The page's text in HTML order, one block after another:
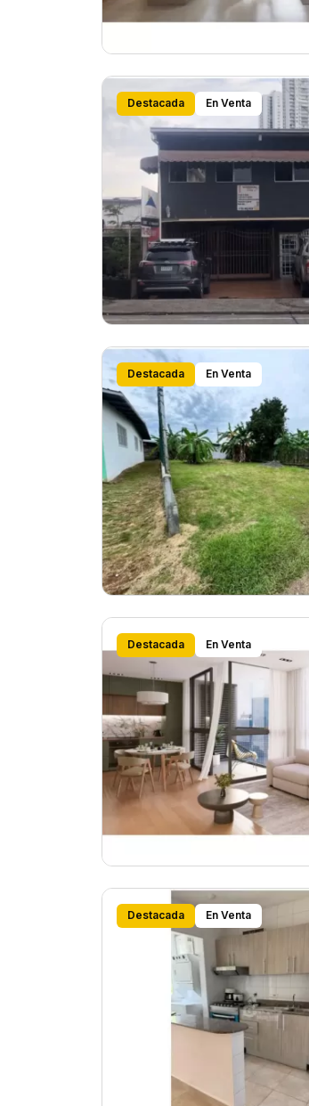
Destacada En Venta
Destacada En Venta
Destacada En Venta
Destacada En Venta